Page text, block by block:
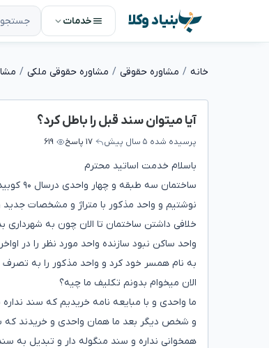
بنیاد وکلا خدمات
خانه مشاوره حقوقی مشاوره حقوقی ملکی
آیا میتوان سند قبل را باطل کرد؟
پرسیده شده ۵ سال پیش ۱۷ پاسخ ۶۱۹
باسلام خدمت اساتید محترم
به نام همسر خود کرد و واحد مذکور را به تصرف
الان میخوام بدونم تکلیف ما چیه؟
ما واحدی و با مبایعه نامه خریدیم که سند نداره
و شخص دیگر بعد ما همان واحدی و خریدند که
همخوانی نداره و سند منگوله دار و تبدیل به سند